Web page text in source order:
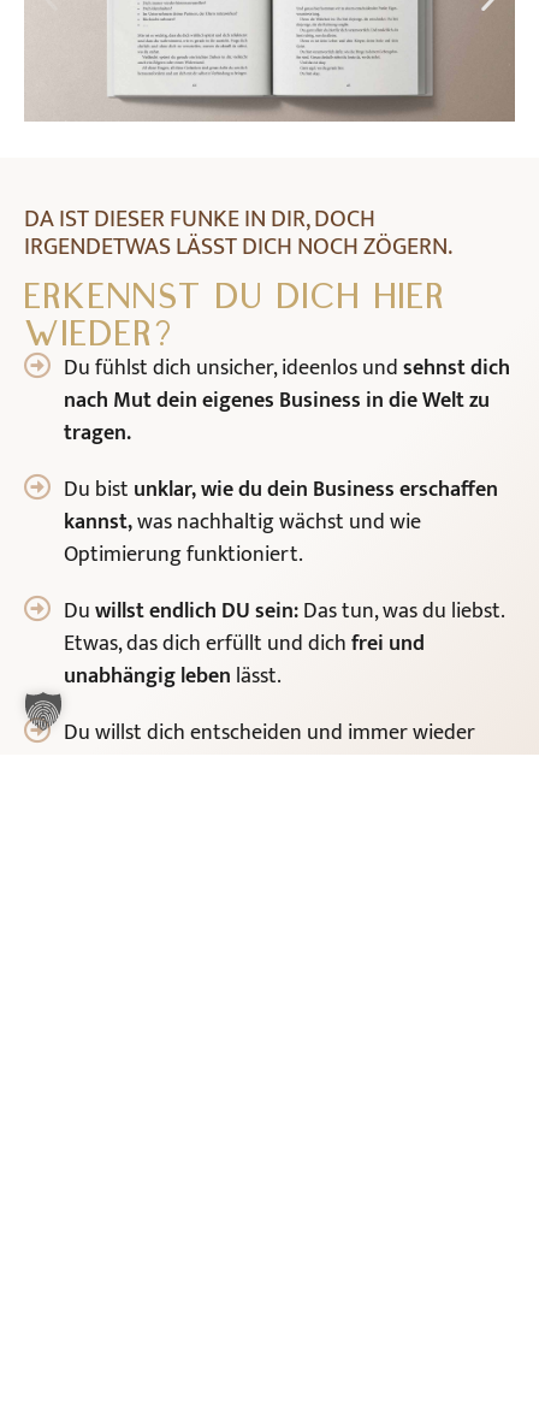
DA IST DIESER FUNKE IN DIR, DOCH
IRGENDETWAS LÄSST DICH NOCH ZÖGERN.
ERKENNST DU DICH HIER
WIEDER?
Du fühlst dich unsicher, ideenlos undsehnst dich
nach Mut dein eigenes Business in die Welt zu
tragen.
Du bist unklar, wie du dein Business erschaffen
kannst,was nachhaltig wächst und wie
Optimierung funktioniert.
Duwillst endlich DU sein:Das tun, was du liebst.
Etwas, das dich erfüllt und dichfrei und
unabhängig leben lässt.
Du willst dich entscheiden und immer wieder
notwendige